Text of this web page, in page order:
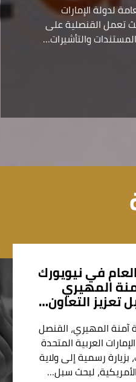
لدولة الإمارات
تعمل القنصلية على
والتأشيرات…
في نيويورك
المهيري
تعزيز التعاون…
المهيري، القنصل
العربية المتحدة
رسمية إلى ولاية
لبحث سبل…